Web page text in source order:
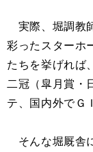
実際、堀調教
彩ったスターホ
たちを挙げれば
二冠（皐月賞・
テ、国内外でＧ
そんな堀厩舎